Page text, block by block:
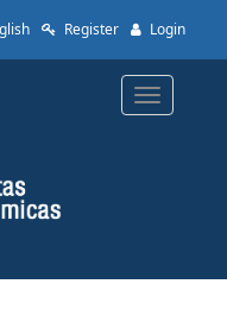
Register Login
Toggle